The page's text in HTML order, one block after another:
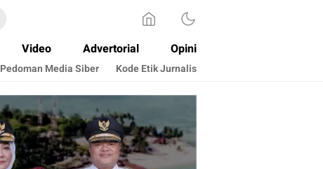
Video Advertorial Opini
Pedoman Media Siber Kode Etik Jurnalis